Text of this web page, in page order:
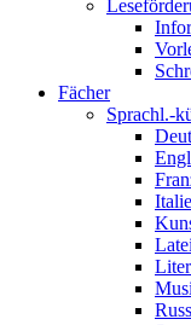
Fächer
Sprachl.-